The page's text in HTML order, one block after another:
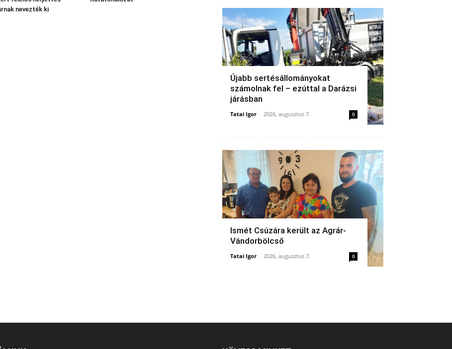
nevezték ki
Újabb sertésállományokat
számolnak fel – ezúttal a Darázsi
járásban
Tatai Igor - 2026, augusztus 7. 0
Ismét Csúzára került az Agrár-
Vándorbölcső
Tatai Igor - 2026, augusztus 7. 0